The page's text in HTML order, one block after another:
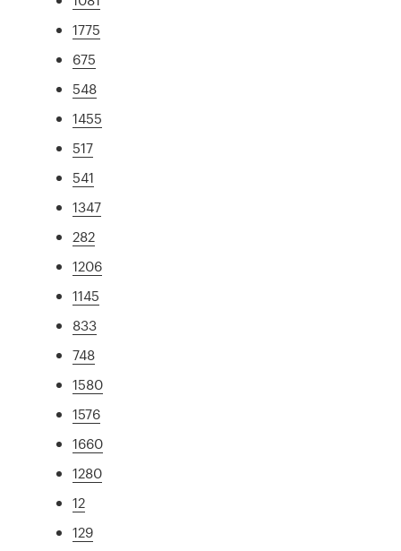
1775
675
548
1455
517
541
1347
282
1206
1145
833
748
1580
1576
1660
1280
12
129